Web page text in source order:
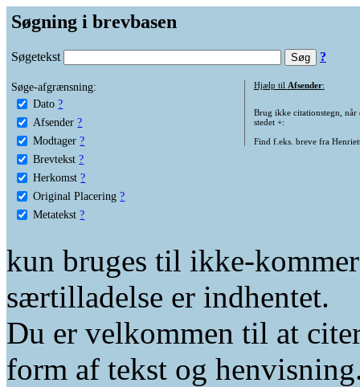
Søgning i brevbasen
Søgetekst ?
Søge-afgrænsning:
Dato ?
Afsender ?
Modtager ?
Brevtekst ?
Herkomst ?
Original Placering ?
Metatekst ?
Hjælp til Afsender:
Brug ikke citationstegn, når
stedet +:
Find f.eks. breve fra
kun bruges til ikke-
særtilladelse er indhentet.
Du er velkommen til at
form af tekst og